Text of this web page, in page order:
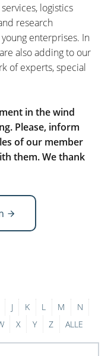
logistics
research
enterprises. In
also adding to our
of experts, special
in the wind
Please, inform
of our member
them. We thank
J K L M
N
X Y Z ALLE